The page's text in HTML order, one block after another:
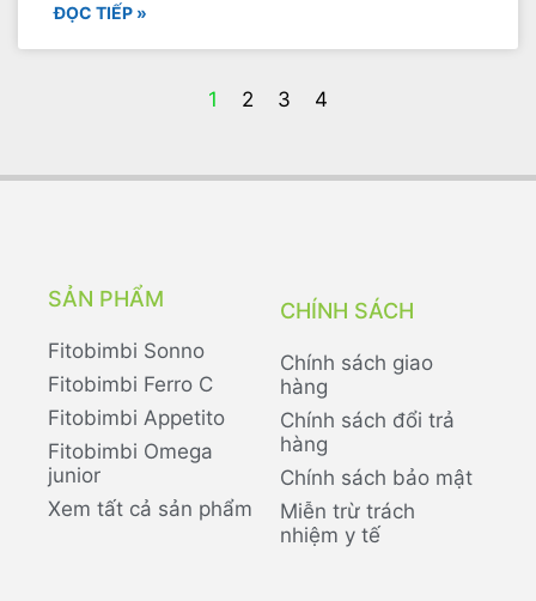
ĐỌC TIẾP »
1 2 3 4
SẢN PHẨM
Fitobimbi Sonno
Fitobimbi Ferro C
Fitobimbi Appetito
Fitobimbi Omega
junior
Xem tất cả sản phẩm
CHÍNH SÁCH
Chính sách giao
hàng
Chính sách đổi trả
hàng
Chính sách bảo mật
Miễn trừ trách
nhiệm y tế